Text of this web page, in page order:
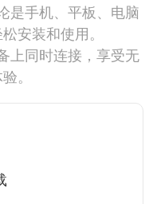
是手机、平板、电脑
安装和使用。
上同时连接，享受无
。